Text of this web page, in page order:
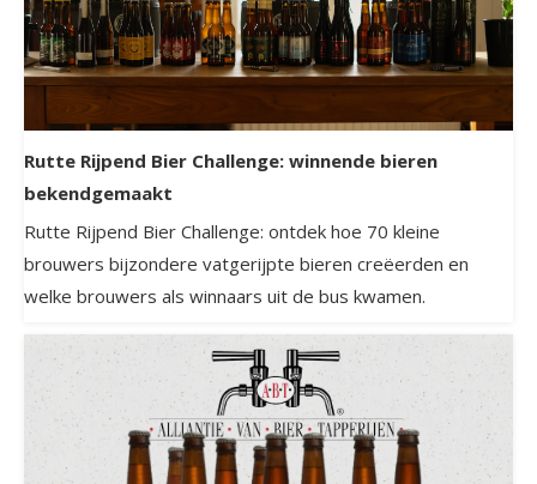
Rutte Rijpend Bier Challenge: winnende bieren
bekendgemaakt
Rutte Rijpend Bier Challenge: ontdek hoe 70 kleine
brouwers bijzondere vatgerijpte bieren creëerden en
welke brouwers als winnaars uit de bus kwamen.